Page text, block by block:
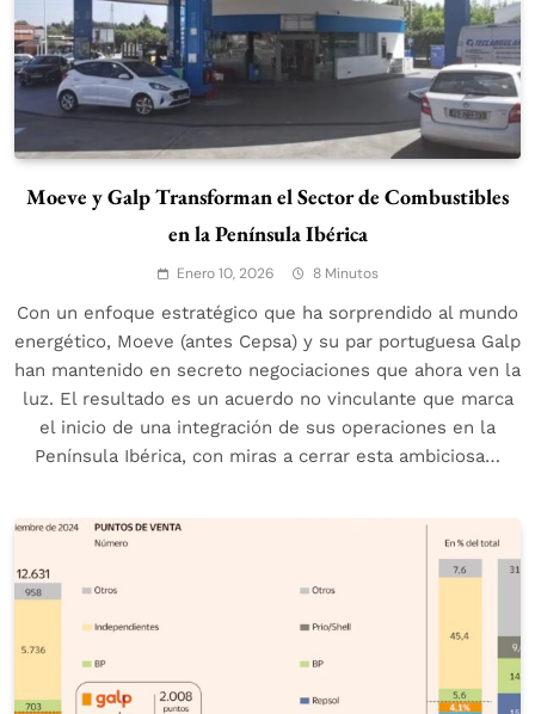
Moeve y Galp Transforman el Sector de Combustibles
en la Península Ibérica
Enero 10, 2026 8 Minutos
Con un enfoque estratégico que ha sorprendido al mundo
energético, Moeve (antes Cepsa) y su par portuguesa Galp
han mantenido en secreto negociaciones que ahora ven la
luz. El resultado es un acuerdo no vinculante que marca
el inicio de una integración de sus operaciones en la
Península Ibérica, con miras a cerrar esta ambiciosa…